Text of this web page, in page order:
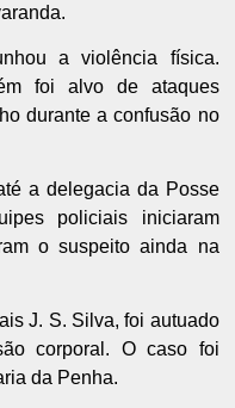
a violência física.
foi alvo de ataques
durante a confusão no
a delegacia da Posse
policiais iniciaram
o suspeito ainda na
J. S. Silva, foi autuado
corporal. O caso foi
da Penha.